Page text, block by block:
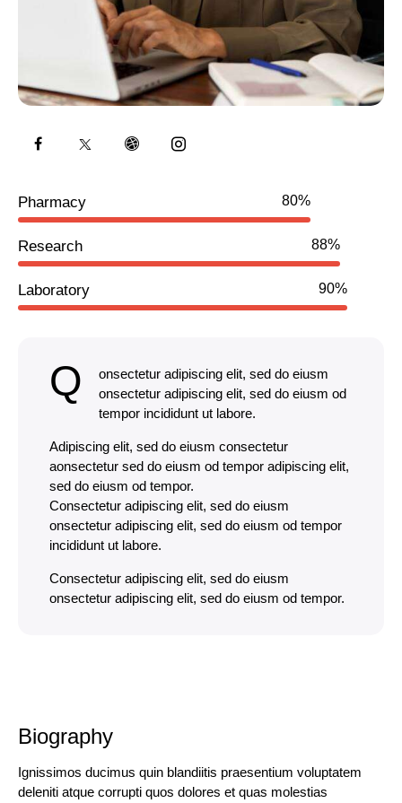
Pharmacy 80%
Research 88%
Laboratory 90%
Q
onsectetur adipiscing elit, sed do eiusm
onsectetur adipiscing elit, sed do eiusm od
tempor incididunt ut labore.
Adipiscing elit, sed do eiusm consectetur
aonsectetur sed do eiusm od tempor adipiscing elit,
sed do eiusm od tempor.
Consectetur adipiscing elit, sed do eiusm
onsectetur adipiscing elit, sed do eiusm od tempor
incididunt ut labore.
Consectetur adipiscing elit, sed do eiusm
onsectetur adipiscing elit, sed do eiusm od tempor.
Biography
Ignissimos ducimus quin blandiitis praesentium voluptatem
deleniti atque corrupti quos dolores et quas molestias